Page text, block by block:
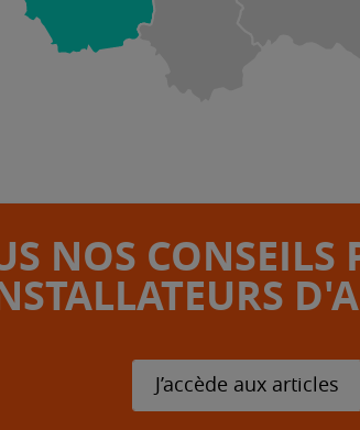
NOS CONSEILS
J’accède aux articles